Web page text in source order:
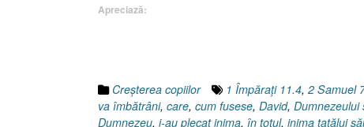
Apreciază:
Creşterea copiilor 1 Împăraţi 11.4, 2 Samuel
va îmbătrâni, care, cum fusese, David, Dumnezeului
Dumnezeu, i-au plecat inima, în totul, inima tatălui